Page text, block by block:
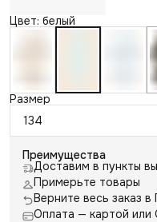
Цвет: белый
Размер
134
Преимущества
Доставим в пункты
Примерьте товары
Верните весь заказ
Оплата — картой или